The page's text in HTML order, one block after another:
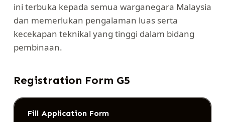
ini terbuka kepada semua warganegara Malaysia
dan memerlukan pengalaman luas serta
kecekapan teknikal yang tinggi dalam bidang
pembinaan.
Registration Form G5
Fill Application Form